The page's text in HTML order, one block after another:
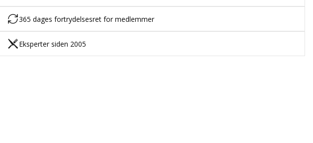
365 dages fortrydelsesret for medlemmer
Eksperter siden 2005